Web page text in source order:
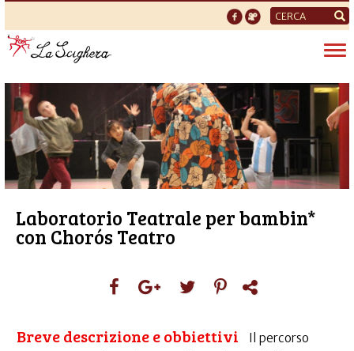
Form
di
ricerca
Laboratorio Teatrale per bambin*
con Chorós Teatro
Breve descrizione e obbiettivi
Il percorso